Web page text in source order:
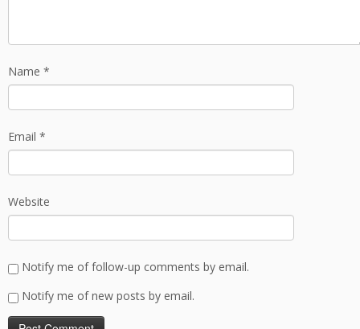
Name *
Email *
Website
Notify me of follow-up comments by email.
Notify me of new posts by email.